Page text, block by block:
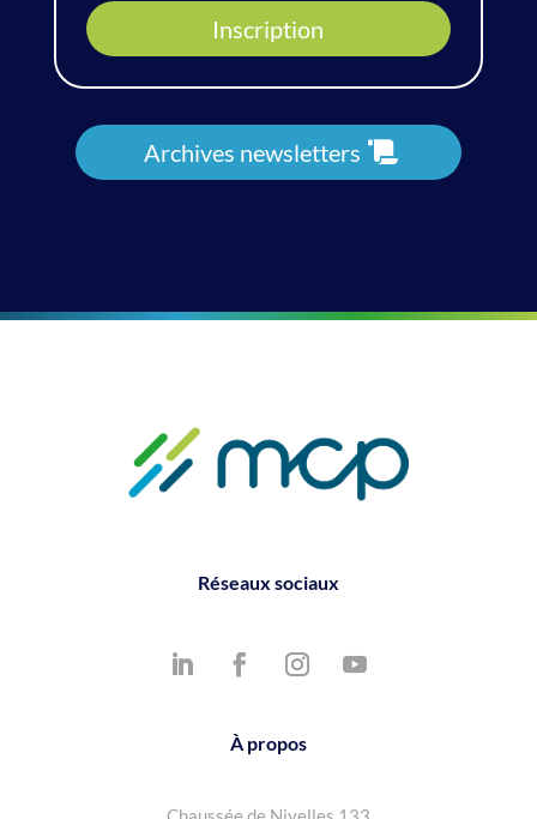
Inscription
Archives newsletters
Réseaux sociaux
À propos